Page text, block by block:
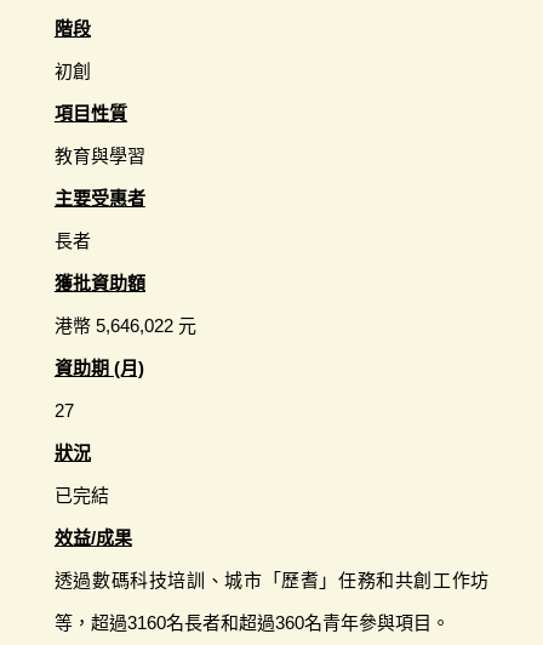
階段
初創
項目性質
教育與學習
主要受惠者
長者
獲批資助額
港幣 5,646,022 元
資助期 (月)
27
狀況
已完結
效益/成果
透過數碼科技培訓、城市「歷耆」任務和共創工作坊
等，超過3160名長者和超過360名青年參與項目。